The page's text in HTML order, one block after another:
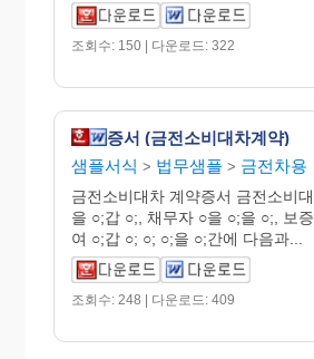
조회수: 150 | 다운로드: 322
증서 (금전소비대차계약)
샘플서식 > 법무샘플 > 금전차용
금전소비대차 계약증서 금전소비
을 ○;갑 ○;, 채무자 ○을 ○;을 ○;, 보
여 ○;갑 ○; ○; ○;을 ○;간에 다음과...
조회수: 248 | 다운로드: 409